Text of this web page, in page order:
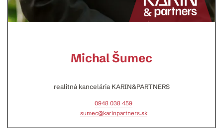
Michal Šumec
realitná kancelária KARIN&PARTNERS
0948 038 459
sumec@karinpartners.sk